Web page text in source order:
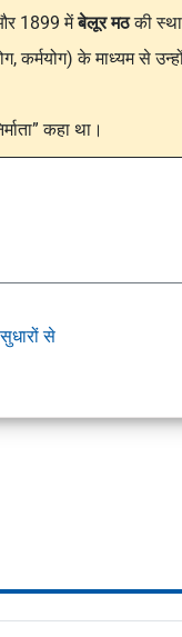
1899 मेंबेलूर मठकी
कर्मयोग) के माध्यम से
कहा था।
से